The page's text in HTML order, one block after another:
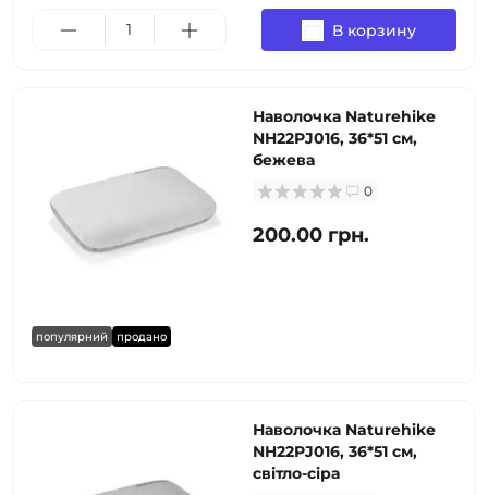
В корзину
популярний продано
Наволочка Naturehike
NH22PJ016, 36*51 см,
бежева
0
200.00 грн.
Наволочка Naturehike
NH22PJ016, 36*51 см,
світло-сіра